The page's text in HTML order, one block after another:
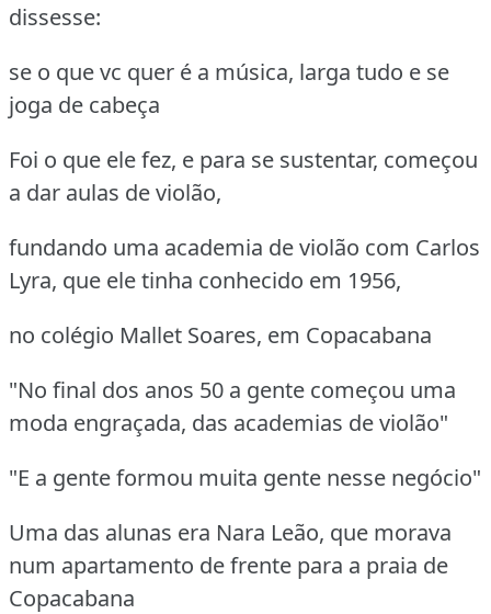
dissesse:
se o que vc quer é a música, larga tudo e se
joga de cabeça
Foi o que ele fez, e para se sustentar, começou
a dar aulas de violão,
fundando uma academia de violão com Carlos
Lyra, que ele tinha conhecido em 1956,
no colégio Mallet Soares, em Copacabana
"No final dos anos 50 a gente começou uma
moda engraçada, das academias de violão"
"E a gente formou muita gente nesse negócio"
Uma das alunas era Nara Leão, que morava
num apartamento de frente para a praia de
Copacabana